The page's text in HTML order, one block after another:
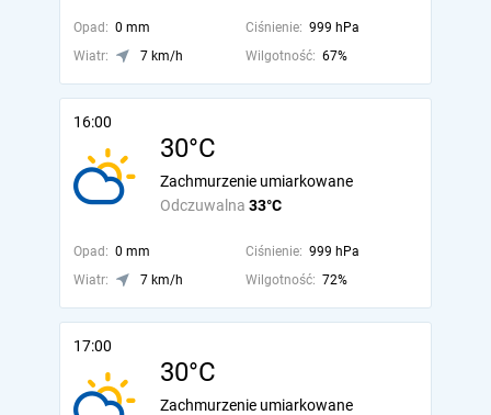
Opad: 0 mm Ciśnienie: 999 hPa
Wiatr:
7 km/h Wilgotność: 67%
16:00
30°C
Odczuwalna 33°C
Zachmurzenie umiarkowane
Opad: 0 mm Ciśnienie: 999 hPa
Wiatr:
7 km/h Wilgotność: 72%
17:00
30°C
Zachmurzenie umiarkowane